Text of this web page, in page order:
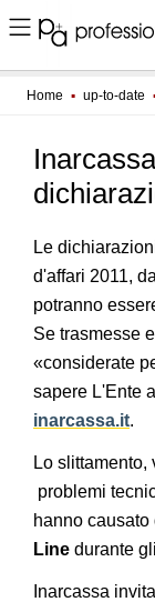
Home ▪ up-to-date
Le
d'affari 2011,
potranno
Se trasmesse
«considerate
sapere L'Ente
inarcassa.it.
Lo
problemi
hanno
Line durante
Inarcassa